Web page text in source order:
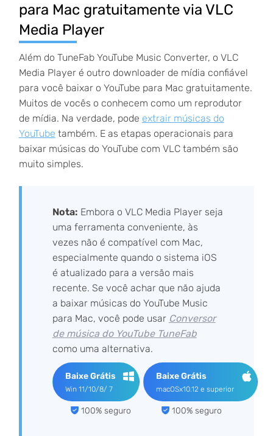
para Mac gratuitamente via VLC
Media Player
Além do TuneFab YouTube Music Converter, o VLC
Media Player é outro downloader de mídia confiável
para você baixar o YouTube para Mac gratuitamente.
Muitos de vocês o conhecem como um reprodutor
de mídia. Na verdade, pode extrair músicas do
YouTube também. E as etapas operacionais para
baixar músicas do YouTube com VLC também são
muito simples.
Nota: Embora o VLC Media Player seja
uma ferramenta conveniente, às
vezes não é compatível com Mac,
especialmente quando o sistema iOS
é atualizado para a versão mais
recente. Se você achar que não ajuda
a baixar músicas do YouTube Music
para Mac, você pode usar Conversor
de música do YouTube TuneFab
como uma alternativa.
Baixe Grátis
Win 11/10/8/ 7
100% seguro
Baixe Grátis
macOSx10.12 e superior
100% seguro